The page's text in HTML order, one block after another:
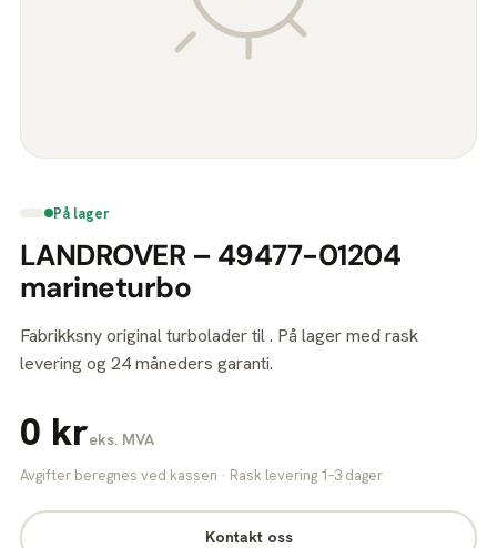
På lager
LANDROVER – 49477-01204
marineturbo
Fabrikksny original turbolader til . På lager med rask
levering og 24 måneders garanti.
0 kreks. MVA
Avgifter beregnes ved kassen · Rask levering 1–3 dager
Kontakt oss